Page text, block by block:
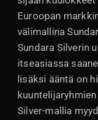
Euroopan
välimallina
Sundara Silverin
itseasiassa
lisäksi ääntä on
Silver-mallia